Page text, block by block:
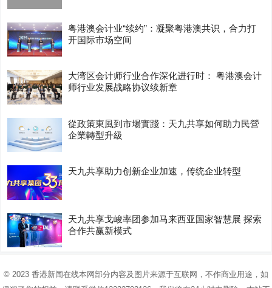
粤港澳会计业“续约”：凝聚粤港澳共识，合力打
开国际市场空间
大湾区会计师行业合作深化进行时： 粤港澳会计
师行业发展战略协议续新章
從政策東風到市場實踐：天九共享如何助力民營
企業轉型升級
天九共享助力创新企业加速，传统企业转型
天九共享戈峻率团参加马来西亚国家智慧展 探索
合作共赢新模式
© 2023 香港新闻在线本网部分内容及图片来源于互联网，不作商业用途，如